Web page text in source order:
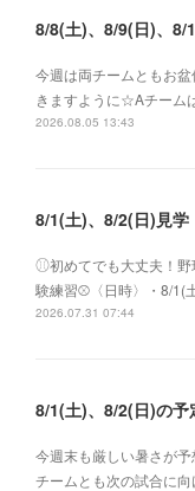
8/8(土)、8/9(日)、8/
今週は両チームともお
きますように☆Aチーム
2026.08.05 13:43
8/1(土)、8/2(日)見学
⚾︎初めてでも大丈夫！
験練習⚾〈日時〉・8/1(
2026.07.31 07:44
8/1(土)、8/2(日)の予
今週末も厳しい暑さが
チームとも次の試合に